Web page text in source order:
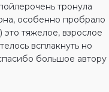
тронула
особенно пробрало
тяжелое, взрослое
всплакнуть но
большое автору